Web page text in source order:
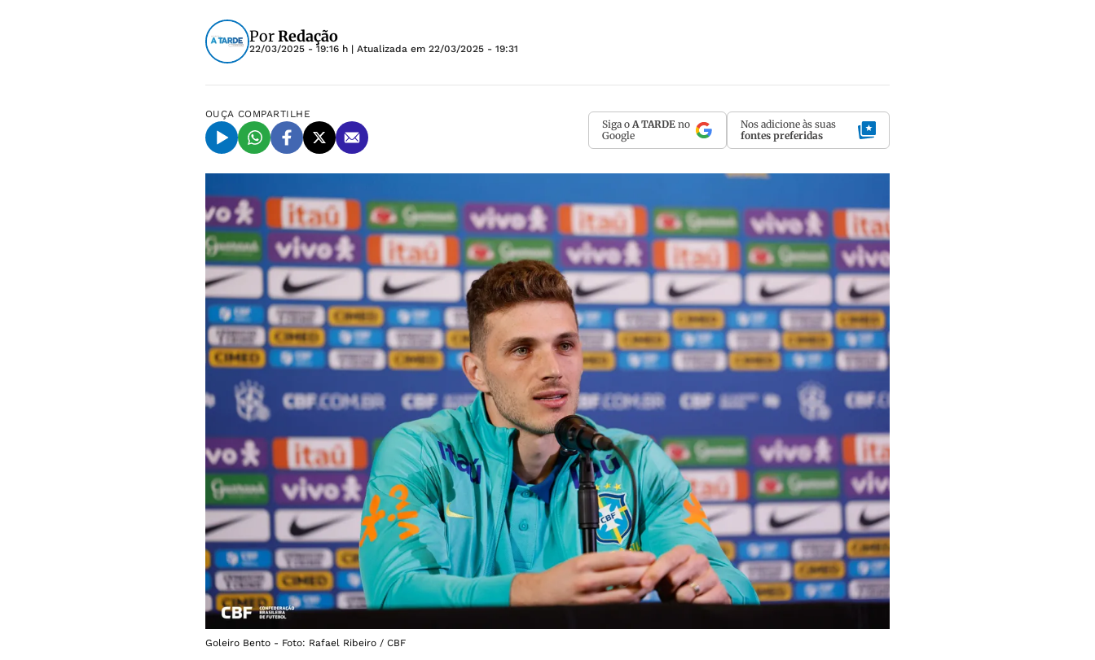
PorRedação
22/03/2025 - 19:16 h | Atualizada em 22/03/2025 - 19:31
OUÇA COMPARTILHE
Siga o A TARDE no
Google
Nos adicione às suas
fontes preferidas
Goleiro Bento - Foto: Rafael Ribeiro / CBF